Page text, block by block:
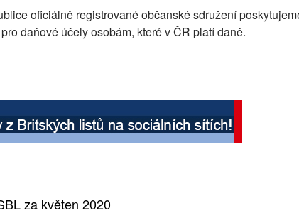
oficiálně registrované občanské sdružení
daňové účely osobám, které v ČR platí daně.
za květen 2020